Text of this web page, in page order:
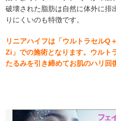
破壊された脂肪は自然に体外に排
りにくいのも特徴です。
リニアハイフは「ウルトラセルQ
Zi」での施術となります。ウルト
たるみを引き締めてお肌のハリ回